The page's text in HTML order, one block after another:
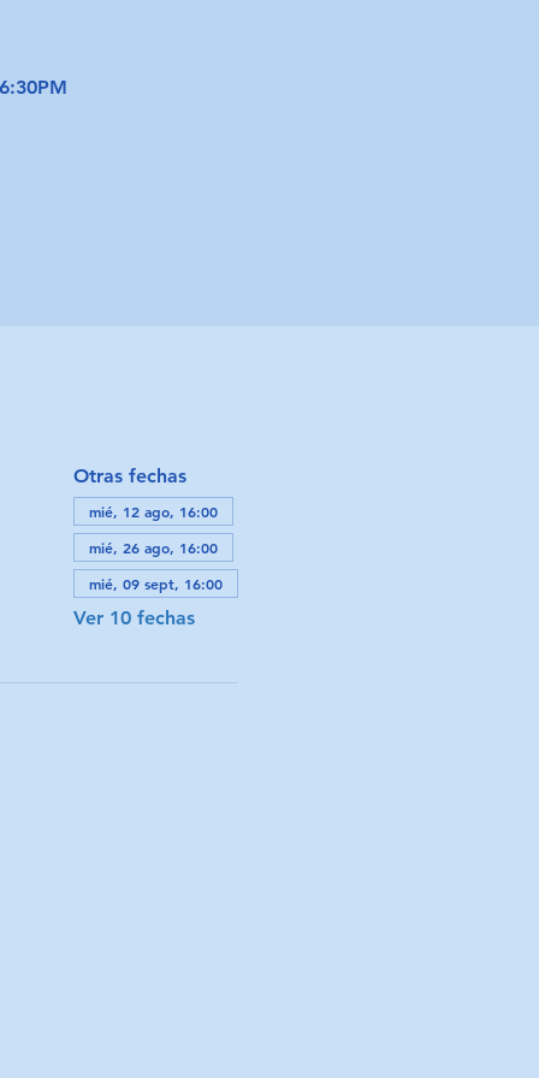
Otras fechas
mié, 12 ago, 16:00
mié, 26 ago, 16:00
mié, 09 sept, 16:00
Ver 10 fechas